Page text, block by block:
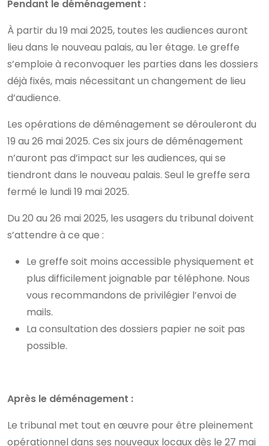
Pendant le déménagement :
À partir du 19 mai 2025, toutes les audiences auront
lieu dans le nouveau palais, au 1er étage. Le greffe
s’emploie à reconvoquer les parties dans les dossiers
déjà fixés, mais nécessitant un changement de lieu
d’audience.
Les opérations de déménagement se dérouleront du
19 au 26 mai 2025. Ces six jours de déménagement
n’auront pas d’impact sur les audiences, qui se
tiendront dans le nouveau palais. Seul le greffe sera
fermé le lundi 19 mai 2025.
Du 20 au 26 mai 2025, les usagers du tribunal doivent
s’attendre à ce que :
Le greffe soit moins accessible physiquement et
plus difficilement joignable par téléphone. Nous
vous recommandons de privilégier l’envoi de
mails.
La consultation des dossiers papier ne soit pas
possible.
Après le déménagement :
Le tribunal met tout en œuvre pour être pleinement
opérationnel dans ses nouveaux locaux dès le 27 mai